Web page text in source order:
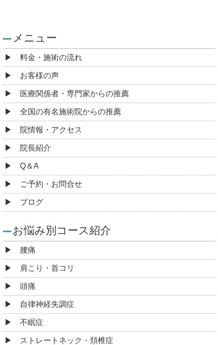
メニュー
料金・施術の流れ
お客様の声
医療関係者・専門家からの推薦
全国の有名施術院からの推薦
院情報・アクセス
院長紹介
Q＆A
ご予約・お問合せ
ブログ
お悩み別コース紹介
腰痛
肩こり・首コリ
頭痛
自律神経失調症
不眠症
ストレートネック・頚椎症